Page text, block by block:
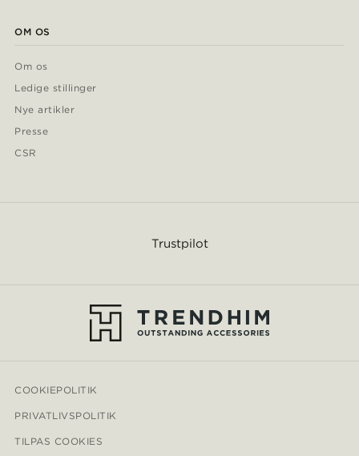
OM OS
Om os
Ledige stillinger
Nye artikler
Presse
CSR
Trustpilot
COOKIEPOLITIK
PRIVATLIVSPOLITIK
TILPAS COOKIES